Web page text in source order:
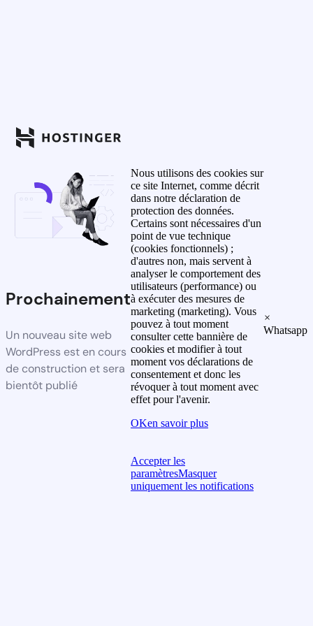
Prochainement
Un nouveau site web
WordPress est en cours
de construction et sera
bientôt publié
Nous utilisons des cookies sur
ce site Internet, comme décrit
dans notre déclaration de
protection des données.
Certains sont nécessaires d'un
point de vue technique
(cookies fonctionnels) ;
d'autres non, mais servent à
analyser le comportement des
utilisateurs (performance) ou
à exécuter des mesures de
marketing (marketing). Vous
pouvez à tout moment
consulter cette bannière de
cookies et modifier à tout
moment vos déclarations de
consentement et donc les
révoquer à tout moment avec
effet pour l'avenir.
OKen savoir plus
Accepter les
paramètresMasquer
uniquement les notifications
×
Whatsapp